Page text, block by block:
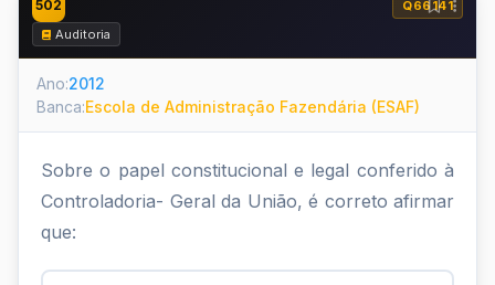
502
Q66141
Auditoria
Ano:2012
Banca:Escola de Administração Fazendária (ESAF)
Sobre o papel constitucional e legal conferido à
Controladoria- Geral da União, é correto afirmar
que: